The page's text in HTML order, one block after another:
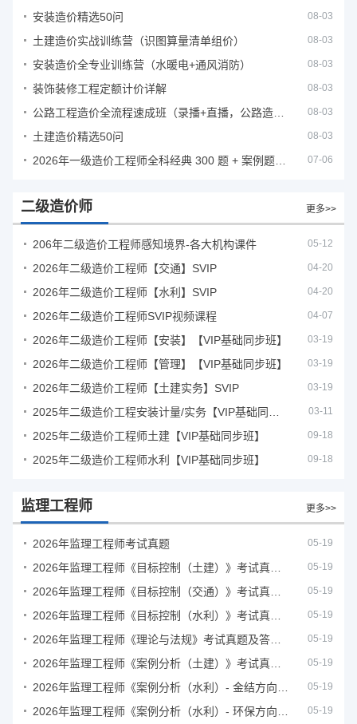
安装造价精选50问 08-03
土建造价实战训练营（识图算量清单组价） 08-03
安装造价全专业训练营（水暖电+通风消防） 08-03
装饰装修工程定额计价详解 08-03
08-03
土建造价精选50问 08-03
07-06
二级造价师 更多>>
206年二级造价工程师感知境界-各大机构课件 05-12
2026年二级造价工程师【交通】SVIP 04-20
2026年二级造价工程师【水利】SVIP 04-20
2026年二级造价工程师SVIP视频课程 04-07
2026年二级造价工程师【安装】【VIP基础同步班】 03-19
2026年二级造价工程师【管理】【VIP基础同步班】 03-19
2026年二级造价工程师【土建实务】SVIP 03-19
03-11
2025年二级造价工程师土建【VIP基础同步班】 09-18
2025年二级造价工程师水利【VIP基础同步班】 09-18
监理工程师 更多>>
2026年监理工程师考试真题 05-19
05-19
05-19
05-19
05-19
05-19
05-19
05-19